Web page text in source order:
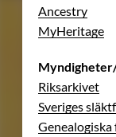
Ancestry
MyHeritage
Riksarkivet
Sveriges